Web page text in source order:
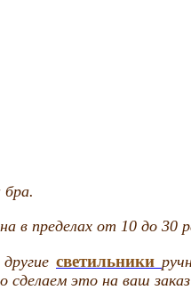
бра.
в пределах от 10 до 30
светильники
это на ваш